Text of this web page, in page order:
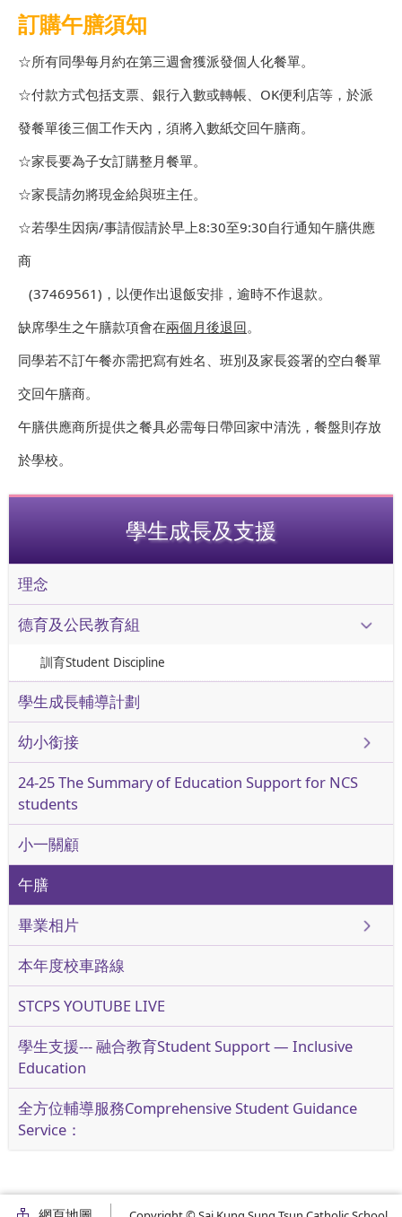
訂購午膳須知
☆所有同學每月約在第三週會獲派發個人化餐單。
☆付款方式包括支票、銀行入數或轉帳、OK便利店等，於派
發餐單後三個工作天內，須將入數紙交回午膳商。
☆家長要為子女訂購整月餐單。
☆家長請勿將現金給與班主任。
☆若學生因病/事請假請於早上8:30至9:30自行通知午膳供應
商
(37469561)，以便作出退飯安排，逾時不作退款。
缺席學生之午膳款項會在兩個月後退回。
同學若不訂午餐亦需把寫有姓名、班別及家長簽署的空白餐單
交回午膳商。
午膳供應商所提供之餐具必需每日帶回家中清洗，餐盤則存放
於學校。
學生成長及支援
理念
德育及公民教育組
訓育Student Discipline
學生成長輔導計劃
幼小銜接
24-25 The Summary of Education Support for NCS
students
小一關顧
午膳
畢業相片
本年度校車路線
STCPS YOUTUBE LIVE
學生支援--- 融合教育Student Support — Inclusive
Education
全方位輔導服務Comprehensive Student Guidance
Service：